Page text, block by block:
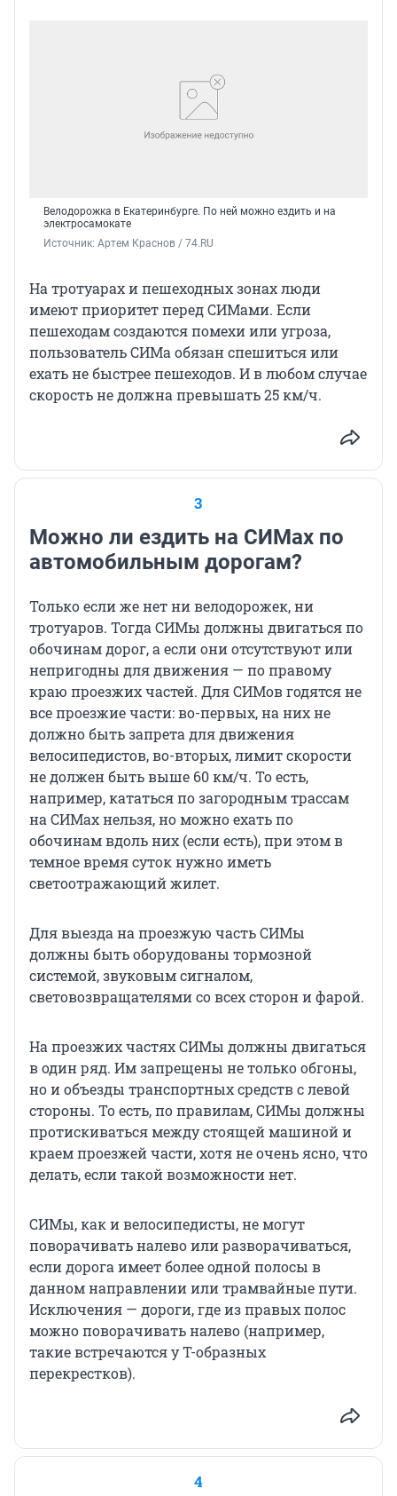
Велодорожка в Екатеринбурге. По ней можно ездить и на
электросамокате
Источник: Артем Краснов / 74.RU
На тротуарах и пешеходных зонах люди
имеют приоритет перед СИМами. Если
пешеходам создаются помехи или угроза,
пользователь СИМа обязан спешиться или
ехать не быстрее пешеходов. И в любом случае
скорость не должна превышать 25 км/ч.
3
Можно ли ездить на СИМах по
автомобильным дорогам?
Только если же нет ни велодорожек, ни
тротуаров. Тогда СИМы должны двигаться по
обочинам дорог, а если они отсутствуют или
непригодны для движения — по правому
краю проезжих частей. Для СИМов годятся не
все проезжие части: во-первых, на них не
должно быть запрета для движения
велосипедистов, во-вторых, лимит скорости
не должен быть выше 60 км/ч. То есть,
например, кататься по загородным трассам
на СИМах нельзя, но можно ехать по
обочинам вдоль них (если есть), при этом в
темное время суток нужно иметь
светоотражающий жилет.
Для выезда на проезжую часть СИМы
должны быть оборудованы тормозной
системой, звуковым сигналом,
световозвращателями со всех сторон и фарой.
На проезжих частях СИМы должны двигаться
в один ряд. Им запрещены не только обгоны,
но и объезды транспортных средств с левой
стороны. То есть, по правилам, СИМы должны
протискиваться между стоящей машиной и
краем проезжей части, хотя не очень ясно, что
делать, если такой возможности нет.
СИМы, как и велосипедисты, не могут
поворачивать налево или разворачиваться,
если дорога имеет более одной полосы в
данном направлении или трамвайные пути.
Исключения — дороги, где из правых полос
можно поворачивать налево (например,
такие встречаются у Т-образных
перекрестков).
4